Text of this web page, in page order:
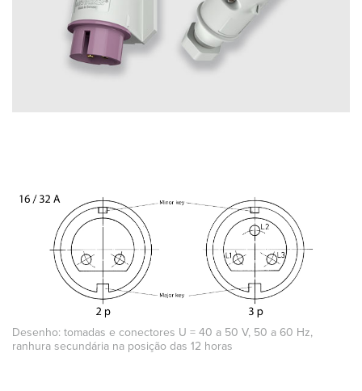
Desenho: tomadas e conectores U = 40 a 50 V, 50 a 60 Hz,
ranhura secundária na posição das 12 horas